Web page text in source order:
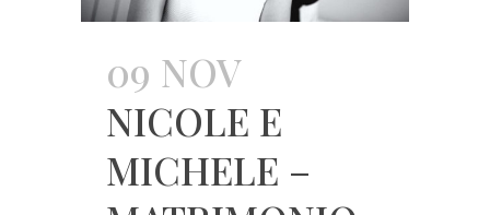
09 NOV
NICOLE E
MICHELE –